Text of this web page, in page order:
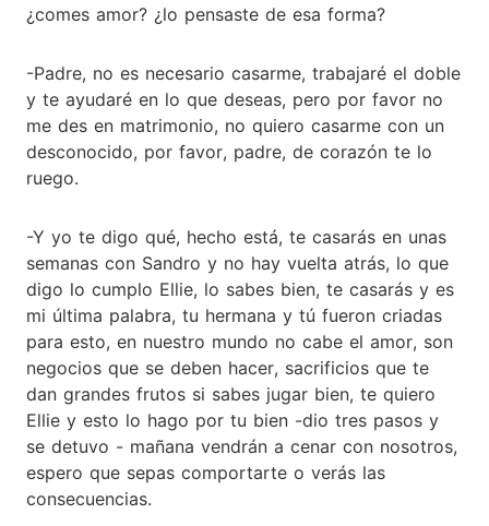
¿comes amor? ¿lo pensaste de esa forma?
-Padre, no es necesario casarme, trabajaré el doble
y te ayudaré en lo que deseas, pero por favor no
me des en matrimonio, no quiero casarme con un
desconocido, por favor, padre, de corazón te lo
ruego.
-Y yo te digo qué, hecho está, te casarás en unas
semanas con Sandro y no hay vuelta atrás, lo que
digo lo cumplo Ellie, lo sabes bien, te casarás y es
mi última palabra, tu hermana y tú fueron criadas
para esto, en nuestro mundo no cabe el amor, son
negocios que se deben hacer, sacrificios que te
dan grandes frutos si sabes jugar bien, te quiero
Ellie y esto lo hago por tu bien -dio tres pasos y
se detuvo - mañana vendrán a cenar con nosotros,
espero que sepas comportarte o verás las
consecuencias.